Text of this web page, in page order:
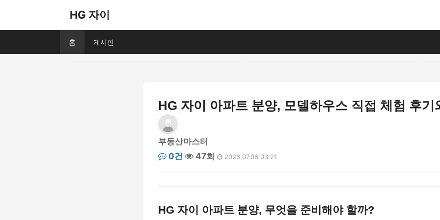
HG 자이
홈 게시판
HG 자이 아파트 분양, 모델하우스 직접 체험 후기
부동산마스터
0건
47회 2026.07.06 03:21
HG 자이 아파트 분양, 무엇을 준비해야 할까?